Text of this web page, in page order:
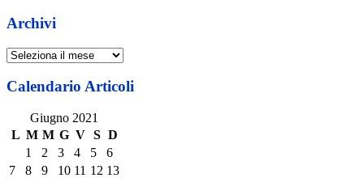
Archivi
Archivi
Calendario Articoli
Giugno 2021
L M M G V S D
1
2 3 4 5
6
7
8 9 10 11 12 13